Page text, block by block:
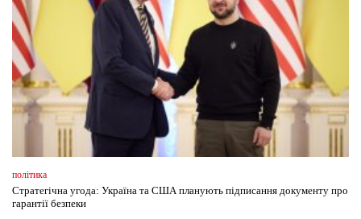
політика
Стратегічна угода: Україна та США планують підписання документу про
гарантії безпеки